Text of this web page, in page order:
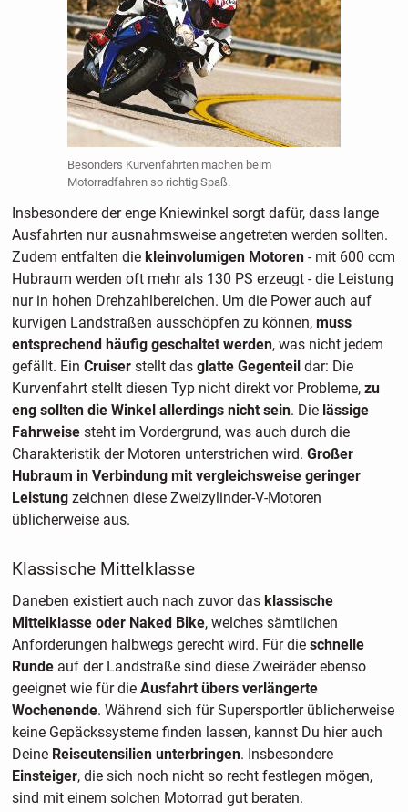
Besonders Kurvenfahrten machen beim
Motorradfahren so richtig Spaß.
Insbesondere der enge Kniewinkel sorgt dafür, dass lange
Ausfahrten nur ausnahmsweise angetreten werden sollten.
Zudem entfalten die kleinvolumigen Motoren- mit 600 ccm
Hubraum werden oft mehr als 130 PS erzeugt - die Leistung
nur in hohen Drehzahlbereichen. Um die Power auch auf
kurvigen Landstraßen ausschöpfen zu können, muss
entsprechend häufig geschaltet werden, was nicht jedem
gefällt. Ein Cruiser stellt das glatte Gegenteildar: Die
Kurvenfahrt stellt diesen Typ nicht direkt vor Probleme, zu
eng sollten die Winkel allerdings nicht sein. Die lässige
Fahrweisesteht im Vordergrund, was auch durch die
Charakteristik der Motoren unterstrichen wird. Großer
Hubraum in Verbindung mit vergleichsweise geringer
Leistung zeichnen diese Zweizylinder-V-Motoren
üblicherweise aus.
Klassische Mittelklasse
Daneben existiert auch nach zuvor das klassische
Mittelklasse oder Naked Bike, welches sämtlichen
Anforderungen halbwegs gerecht wird. Für die schnelle
Rundeauf der Landstraße sind diese Zweiräder ebenso
geeignet wie für die Ausfahrt übers verlängerte
Wochenende. Während sich für Supersportler üblicherweise
keine Gepäckssysteme finden lassen, kannst Du hier auch
Deine Reiseutensilien unterbringen. Insbesondere
Einsteiger, die sich noch nicht so recht festlegen mögen,
sind mit einem solchen Motorrad gut beraten.